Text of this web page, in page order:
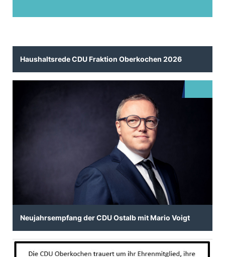
Haushaltsrede CDU Fraktion Oberkochen 2026
Neujahrsempfang der CDU Ostalb mit Mario Voigt